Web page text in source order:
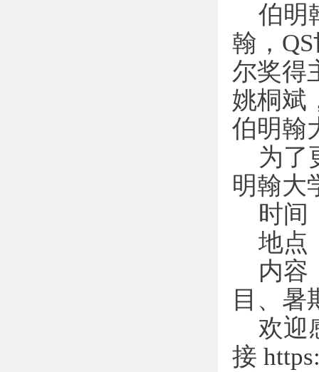
伯明
翰，
尔奖得
姚桐斌
伯明翰
为了
明翰大
时间
地点
内容
目、 暑
欢迎
接